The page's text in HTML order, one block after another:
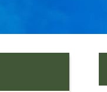
跡を巡る（タクシー観光）